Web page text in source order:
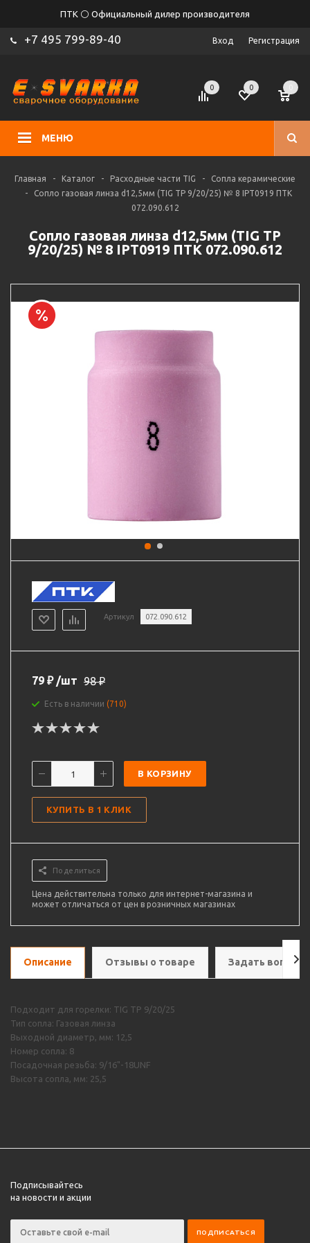
ПТК ⚪ Официальный дилер производителя
+7 495 799-89-40 Вход Регистрация
МЕНЮ
0 0
Главная - Каталог - Расходные части TIG -
Сопла керамические
-
Сопло газовая линза d12,5мм (TIG TP 9/20/25) № 8 IPT0919 ПТК
072.090.612
Сопло газовая линза d12,5мм (TIG TP
9/20/25) № 8 IPT0919 ПТК 072.090.612
Артикул 072.090.612
79 ₽ /шт 98₽
Есть в наличии (710)
В КОРЗИНУ
КУПИТЬ В 1 КЛИК
Поделиться
Цена действительна только для интернет-магазина и
может отличаться от цен в розничных магазинах
Описание Отзывы о товаре Задать вопрос
Подходит для горелки: TIG TP 9/20/25
Тип сопла: Газовая линза
Выходной диаметр, мм: 12,5
Номер сопла: 8
Посадочная резьба: 9/16"-18UNF
Высота сопла, мм: 25,5
Подписывайтесь
на новости и акции